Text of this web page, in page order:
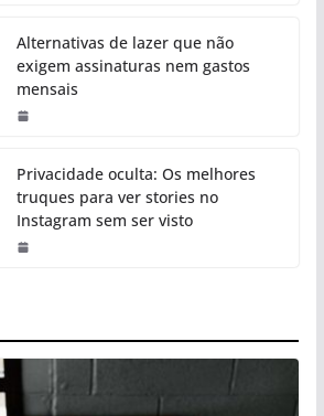
Alternativas de lazer que não
exigem assinaturas nem gastos
mensais
Privacidade oculta: Os melhores
truques para ver stories no
Instagram sem ser visto